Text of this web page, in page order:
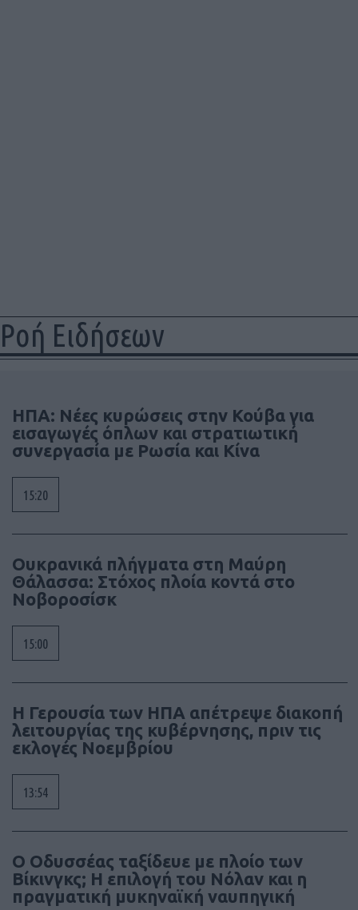
Ροή Ειδήσεων
ΗΠΑ: Νέες κυρώσεις στην Κούβα για
εισαγωγές όπλων και στρατιωτική
συνεργασία με Ρωσία και Κίνα
15:20
Ουκρανικά πλήγματα στη Μαύρη
Θάλασσα: Στόχος πλοία κοντά στο
Νοβοροσίσκ
15:00
Η Γερουσία των ΗΠΑ απέτρεψε διακοπή
λειτουργίας της κυβέρνησης, πριν τις
εκλογές Νοεμβρίου
13:54
Ο Οδυσσέας ταξίδευε με πλοίο των
Βίκινγκς; Η επιλογή του Νόλαν και η
πραγματική μυκηναϊκή ναυπηγική